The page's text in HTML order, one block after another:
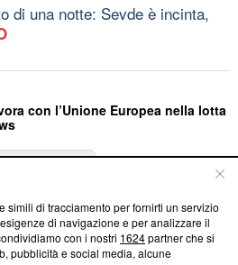
di una notte: Sevde è incinta,
con l’Unione Europea nella lotta
trasparenti su Blasting
e su come ci impegniamo a
afferma la nostra aderenza a
simili di tracciamento per fornirti un servizio
di navigazione e per analizzare il
con i nostri 1624partner che si
pubblicità e social media, alcune